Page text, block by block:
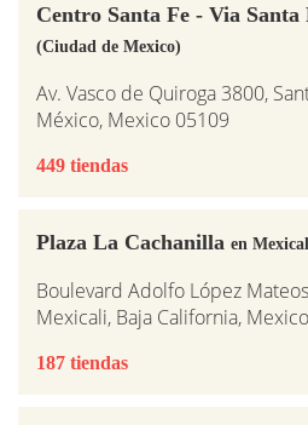
Centro Santa Fe - Via Santa
(Ciudad de Mexico)
Av. Vasco de Quiroga 3800,
México, Mexico 05109
449 tiendas
Plaza La Cachanilla en
Boulevard Adolfo López
Mexicali, Baja California, Mexico
187 tiendas